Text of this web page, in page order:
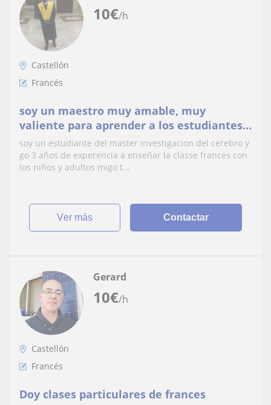
10€/h
Castellón
Francés
soy un maestro muy amable, muy
valiente para aprender a los estudiantes.
siempre dispuesta a apoyar en algunas
cosas importantes
soy un estudiante del master investigacion del cerebro y
go 3 años de experencia a enseñar la classe frances con
los niños y adultos migo t...
ver más Contactar
10€/h
Gerard
Castellón
Francés
Doy clases particulares de frances